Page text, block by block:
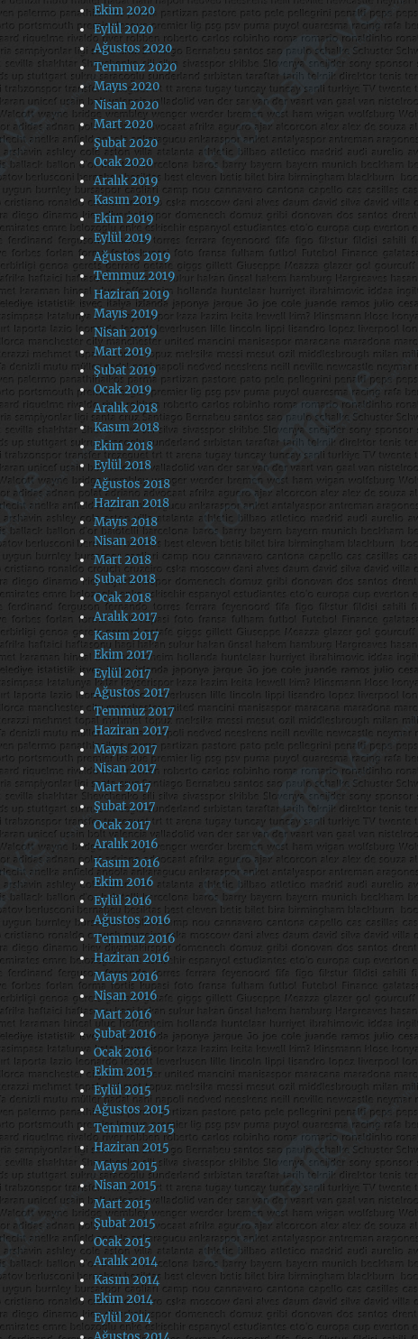
Ekim 2020
Eylül 2020
Ağustos 2020
Temmuz 2020
Mayıs 2020
Nisan 2020
Mart 2020
Şubat 2020
Ocak 2020
Aralık 2019
Kasım 2019
Ekim 2019
Eylül 2019
Ağustos 2019
Temmuz 2019
Haziran 2019
Mayıs 2019
Nisan 2019
Mart 2019
Şubat 2019
Ocak 2019
Aralık 2018
Kasım 2018
Ekim 2018
Eylül 2018
Ağustos 2018
Haziran 2018
Mayıs 2018
Nisan 2018
Mart 2018
Şubat 2018
Ocak 2018
Aralık 2017
Kasım 2017
Ekim 2017
Eylül 2017
Ağustos 2017
Temmuz 2017
Haziran 2017
Mayıs 2017
Nisan 2017
Mart 2017
Şubat 2017
Ocak 2017
Aralık 2016
Kasım 2016
Ekim 2016
Eylül 2016
Ağustos 2016
Temmuz 2016
Haziran 2016
Mayıs 2016
Nisan 2016
Mart 2016
Şubat 2016
Ocak 2016
Ekim 2015
Eylül 2015
Ağustos 2015
Temmuz 2015
Haziran 2015
Mayıs 2015
Nisan 2015
Mart 2015
Şubat 2015
Ocak 2015
Aralık 2014
Kasım 2014
Ekim 2014
Eylül 2014